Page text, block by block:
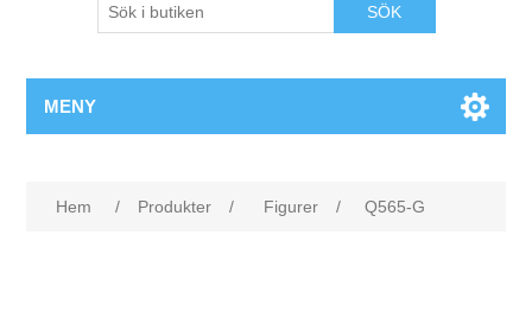
SÖK
MENY
Hem / Produkter / Figurer / Q565-G